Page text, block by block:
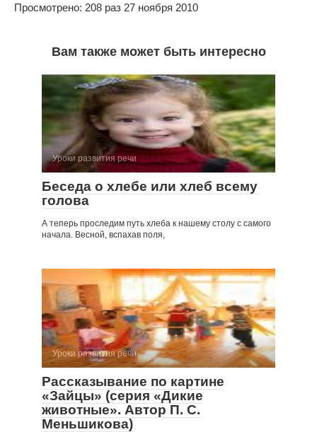
Просмотрено: 208 раз 27 ноября 2010
Вам также может быть интересно
Уроки развития речи
Беседа о хлебе или хлеб всему
голова
А теперь проследим путь хлеба к нашему столу с самого
начала. Весной, вспахав поля,
Уроки развития речи
Рассказывание по картине
«Зайцы» (серия «Дикие
животные». Автор П. С.
Меньшикова)